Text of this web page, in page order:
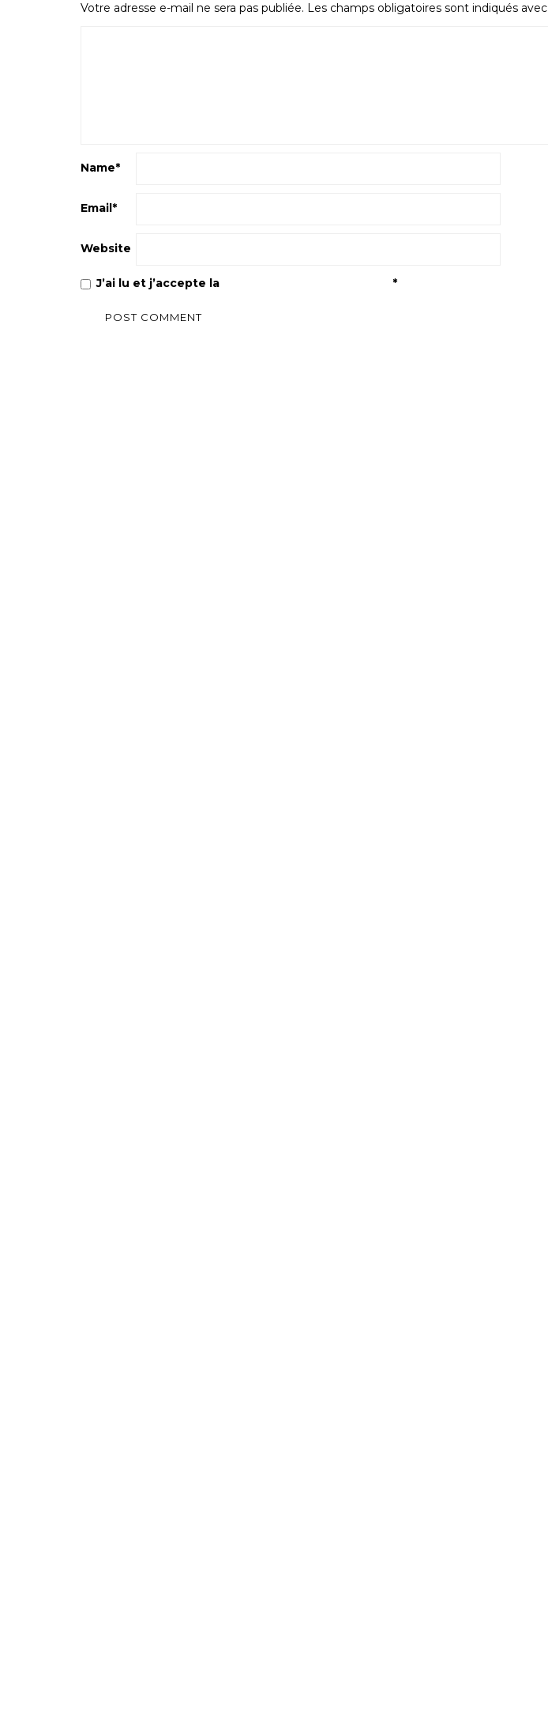
Votre adresse e-mail ne sera pas publiée. Les champs obligatoires sont indiqués avec
Name*
Email*
Website
J’ai lu et j’accepte la *